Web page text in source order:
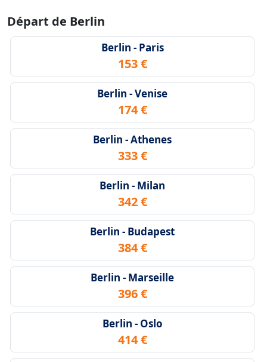
Départ de Berlin
Berlin - Paris
153 €
Berlin - Venise
174 €
Berlin - Athenes
333 €
Berlin - Milan
342 €
Berlin - Budapest
384 €
Berlin - Marseille
396 €
Berlin - Oslo
414 €